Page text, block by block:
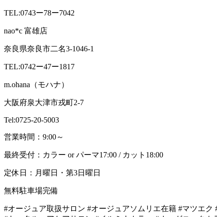
TEL:0743ー78ー7042
nao*c 富雄店
奈良県奈良市二名3-1046-1
TEL:0742ー47ー1817
m.ohana（モハナ）
大阪府泉大津市戎町2-7
Tel:0725-20-5003
営業時間：9:00～
最終受付：カラー or パーマ17:00 / カット18:00
定休日：月曜日・第3日曜日
無料駐車場完備
#オージュア取扱サロン #オージュアソムリエ在籍 #マツエク